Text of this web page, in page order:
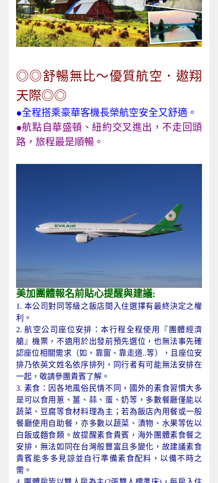
◎◎舒暢無比～優質航空．遨翔
天際◎◎
●全程搭乘豪華客機長榮航空安全又舒適。
●航點自華盛頓、紐約交叉進出，不走回頭
路，旅程最是順暢。
美加團體報名前貼心提醒與建議:
1. 本公司對同等級之飯店間入住選擇有最終決定之權
利。
2. 航空公司座位安排：本行程全程使用『團體經濟
艙』機票，不適用於出發前預先選位，也無法事先確
認座位相關需求（如，靠窗、靠走道..等），且座位安
排乃依英文姓名依序排列，同行者有可能無法安排在
一起，敬請參團貴賓了解。
3. 素食：因各地風俗民情不同，國外的素食習慣大多
是可以食用蔥、薑、蒜、蛋、奶等，多數餐廳僅能以
蔬菜、豆腐等食材料理為主；若為飯店內用餐或一般
餐廳使用自助餐，亦多數以蔬菜、漬物、水果等佐以
白飯或麵食類。故提醒素食貴賓，海外團體素食餐之
安排，無法如同在台灣般豐富且多變化，故建議素食
貴賓能多多見諒並自行準備素食配料，以備不時之
需。